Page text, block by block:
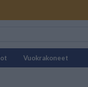
Vuokrakoneet